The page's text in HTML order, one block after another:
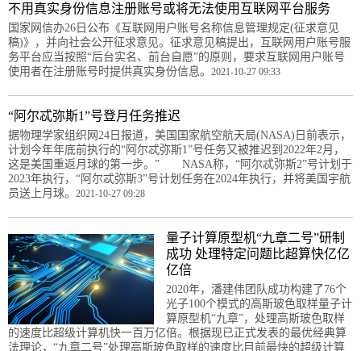
不用真实身份信息注册账号或将无法使用互联网平台服务
国家网信办26日公布《互联网用户账号名称信息管理规定(征求意见
稿)》，并向社会公开征求意见。征求意见稿提出，互联网用户账号服
务平台应当按照“后台实名、前台自愿”的原则，要求互联网用户账号
使用者在注册账号时提供真实身份信息。 2021-10-27 09:33
“阿尔忒弥斯1”号登月任务推迟
据物理学家组织网24日报道，美国国家航空航天局(NASA)日前表示，
计划今年年底前执行的“阿尔忒弥斯1”号任务又被推迟到2022年2月，
这是美国重返月球的第一步。” NASA称，“阿尔忒弥斯2”号计划于
2023年执行，“阿尔忒弥斯3”号计划任务在2024年执行，并将美国宇航
员送上月球。 2021-10-27 09:28
量子计算原型机“九章二号”研制
成功 处理特定问题比超算快亿亿
亿倍
2020年，潘建伟团队成功构建了76个
光子100个模式的高斯玻色取样量子计
算原型机“九章”，处理高斯玻色取样
的速度比超级计算机快一百万亿倍。根据现已正式发表的最优经典算
法理论，“九章二号”处理高斯玻色取样的速度比目前最快的超级计算